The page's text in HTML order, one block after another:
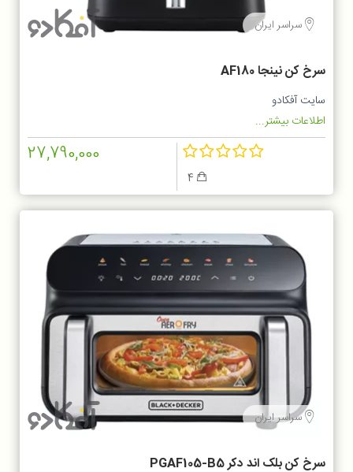
سراسر ایران
سرخ کن نینجا AF180
سایت آفکادو
اطلاعات بیشتر...
4
27,790,000
سراسر ایران
سرخ کن بلک اند دکر PGAF105-B5